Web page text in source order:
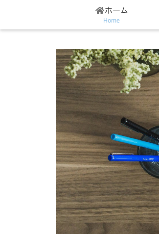
ホーム
Home